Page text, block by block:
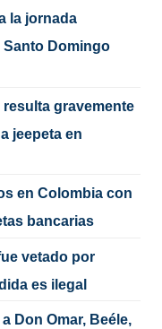
la jornada
Domingo
resulta gravemente
jeepeta en
en Colombia con
bancarias
vetado por
es ilegal
Don Omar, Beéle,